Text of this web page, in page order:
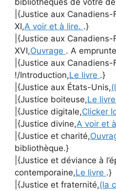
|{Justice aux
XI,A voir et à lire. .}
|{Justice aux
XVI,Ouvrage . A
|{Justice aux Canadiens-
!/Introduction,Le livre .}
|{Justice aux États-Unis,
|{Justice boiteuse,Le livre
|{Justice digitale,Clicker
|{Justice divine,A voir et
|{Justice et charité,
bibliothèque.}
|{Justice et déviance à
contemporaine,Le livre .}
|{Justice et fraternité,(la